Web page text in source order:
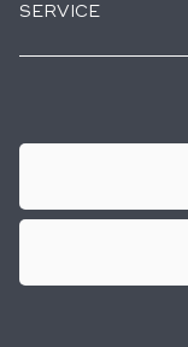
SERVICE